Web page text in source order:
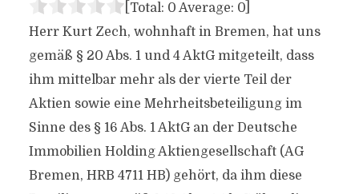
[Total: 0 Average: 0]
Herr Kurt Zech, wohnhaft in Bremen, hat uns
gemäß § 20 Abs. 1 und 4 AktG mitgeteilt, dass
ihm mittelbar mehr als der vierte Teil der
Aktien sowie eine Mehrheitsbeteiligung im
Sinne des § 16 Abs. 1 AktG an der Deutsche
Immobilien Holding Aktiengesellschaft (AG
Bremen, HRB 4711 HB) gehört, da ihm diese